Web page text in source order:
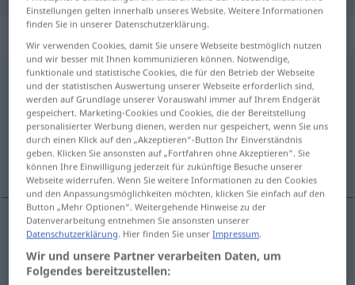
„zerstückeln“
zerstückeln <e ,ohnege;haben>
Übersicht aller Übersetzungen
(Für mehr Details die Übersetzung anklicken/antippen)
kouskovat
<roz>kouskovat zerstückeln
Einstellungen gelten innerhalb unseres Website. Weitere Informationen
finden Sie in unserer Datenschutzerklärung.
Wir verwenden Cookies, damit Sie unsere Webseite bestmöglich nutzen
und wir besser mit Ihnen kommunizieren können. Notwendige,
funktionale und statistische Cookies, die für den Betrieb der Webseite
und der statistischen Auswertung unserer Webseite erforderlich sind,
werden auf Grundlage unserer Vorauswahl immer auf Ihrem Endgerät
gespeichert. Marketing-Cookies und Cookies, die der Bereitstellung
personalisierter Werbung dienen, werden nur gespeichert, wenn Sie uns
durch einen Klick auf den „Akzeptieren“-Button Ihr Einverständnis
geben. Klicken Sie ansonsten auf „Fortfahren ohne Akzeptieren“. Sie
können Ihre Einwilligung jederzeit für zukünftige Besuche unserer
Webseite widerrufen. Wenn Sie weitere Informationen zu den Cookies
und den Anpassungsmöglichkeiten möchten, klicken Sie einfach auf den
Button „Mehr Optionen“. Weitergehende Hinweise zu der
Datenverarbeitung entnehmen Sie ansonsten unserer
Datenschutzerklärung. Hier finden Sie unserImpressum.
Wir und unsere Partner verarbeiten Daten, um
Folgendes bereitzustellen: